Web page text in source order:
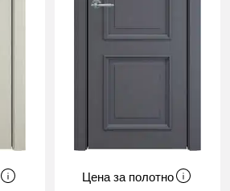
Цена за полотно